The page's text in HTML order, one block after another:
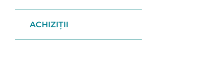
ACHIZIȚII